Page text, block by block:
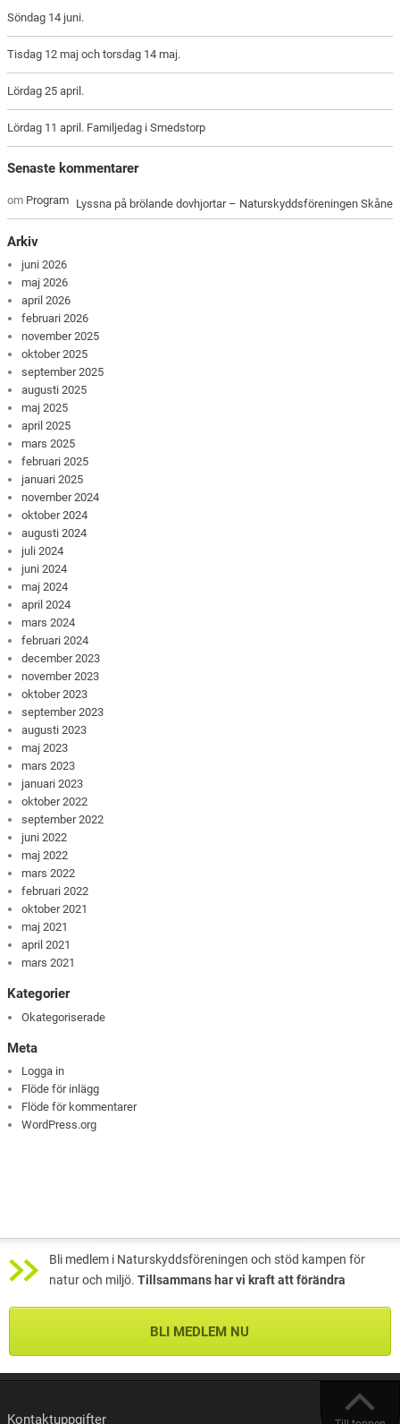
Söndag 14 juni.
Tisdag 12 maj och torsdag 14 maj.
Lördag 25 april.
Lördag 11 april. Familjedag i Smedstorp
Senaste kommentarer
Lyssna på brölande dovhjortar – Naturskyddsföreningen Skåne
om Program
Arkiv
juni 2026
maj 2026
april 2026
februari 2026
november 2025
oktober 2025
september 2025
augusti 2025
maj 2025
april 2025
mars 2025
februari 2025
januari 2025
november 2024
oktober 2024
augusti 2024
juli 2024
juni 2024
maj 2024
april 2024
mars 2024
februari 2024
december 2023
november 2023
oktober 2023
september 2023
augusti 2023
maj 2023
mars 2023
januari 2023
oktober 2022
september 2022
juni 2022
maj 2022
mars 2022
februari 2022
oktober 2021
maj 2021
april 2021
mars 2021
Kategorier
Okategoriserade
Meta
Logga in
Flöde för inlägg
Flöde för kommentarer
WordPress.org
Bli medlem i Naturskyddsföreningen och stöd kampen för
natur och miljö. Tillsammans har vi kraft att förändra
BLI MEDLEM NU
Kontaktuppgifter